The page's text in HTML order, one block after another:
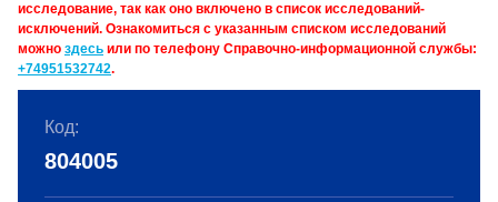
исследование, так как оно включено в список исследований-
исключений. Ознакомиться с указанным списком исследований
можно здесь или по телефону Справочно-информационной службы:
+74951532742.
Код:
804005